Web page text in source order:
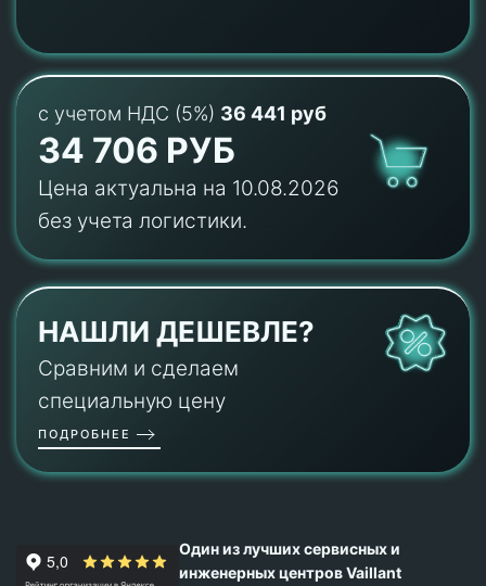
с учетом НДС (5%) 36 441 руб
34 706 РУБ
Цена актуальна на 10.08.2026
без учета логистики.
НАШЛИ ДЕШЕВЛЕ?
Сравним и сделаем
специальную цену
ПОДРОБНЕЕ
Один из лучших сервисных и
инженерных центров Vaillant